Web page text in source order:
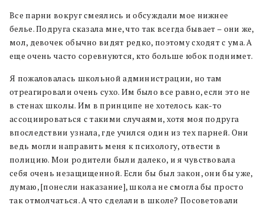
Все парни вокруг смеялись и обсуждали мое нижнее
белье. Подруга сказала мне, что так всегда бывает – они же,
мол, девочек обычно видят редко, поэтому сходят с ума. А
еще очень часто соревнуются, кто больше юбок поднимет.
Я пожаловалась школьной администрации, но там
отреагировали очень сухо. Им было все равно, если это не
в стенах школы. Им в принципе не хотелось как-то
ассоциироваться с такими случаями, хотя моя подруга
впоследствии узнала, где учился один из тех парней. Они
ведь могли направить меня к психологу, отвести в
полицию. Мои родители были далеко, и я чувствовала
себя очень незащищенной. Если бы был закон, они бы уже,
думаю, [понесли наказание], школа не смогла бы просто
так отмолчаться. А что сделали в школе? Посоветовали